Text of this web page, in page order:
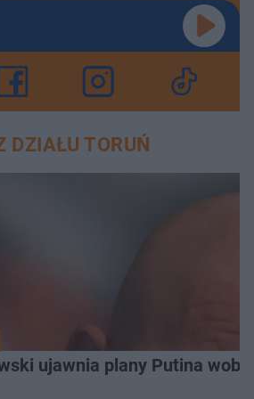
DZIAŁU TORUŃ
ujawnia plany Putina